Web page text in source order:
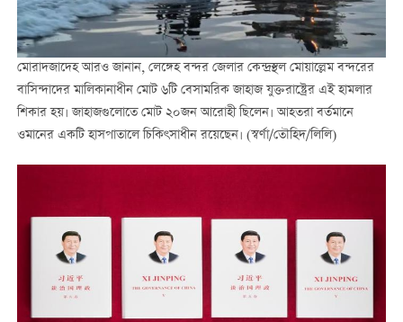
মোরাদজাদেহ আরও জানান, লেঙ্গেহ বন্দর জেলার কেন্দ্রস্থল মোয়াল্লেম বন্দরের
বাসিন্দাদের মালিকানাধীন মোট ৬টি বেসামরিক জাহাজ যুক্তরাষ্ট্রের এই হামলার
শিকার হয়। জাহাজগুলোতে মোট ২০জন আরোহী ছিলেন। আহতরা বর্তমানে
ওমানের একটি হাসপাতালে চিকিৎসাধীন রয়েছেন। (স্বর্ণা/তৌহিদ/লিলি)